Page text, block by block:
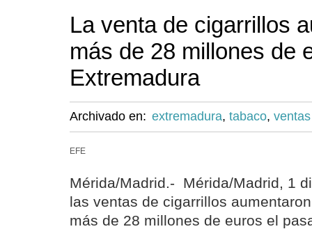
La venta de cigarrillos
más de 28 millones de
Extremadura
Archivado en: extremadura, tabaco, ventas
EFE
Mérida/Madrid.- Mérida/Madrid, 1
las ventas de cigarrillos
más de 28 millones de euros el